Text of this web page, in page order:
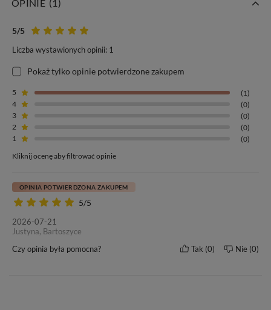
Włosy typu Bezszwowe Ukryte Clip In z serii MAGIC
bezszwowych taśmach,to jeszcze posiadająwłoski wszyte do
samego końca w taśmy
niewidoczne w
Twoich biologicznych włosach!
Nasze bezszwowe ukryte Clip In
Oprócz tego Clip Indopniesz sama bez pomocy fryzjera w zaledwie
5-6 minuti będziesz zachwycać na randce, ślubie czy innej okazji!
OPINIE (1)
5/5
Liczba wystawionych opinii: 1
Pokaż tylko opinie potwierdzone zakupem
5
(1)
4
(0)
3
(0)
2
(0)
1
(0)
Kliknij ocenę aby filtrować opinie
5/5
OPINIA POTWIERDZONA ZAKUPEM
2026-07-21
Justyna, Bartoszyce
Czy opinia była pomocna?
Tak 0 Nie 0